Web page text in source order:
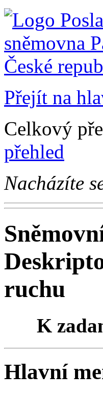
Přejít na
Celkový
přehled
Nacházíte
ruchu
K
Hlavní